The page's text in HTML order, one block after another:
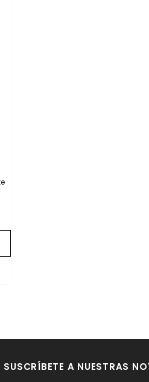
SUSCRÍBETE A NUESTRAS